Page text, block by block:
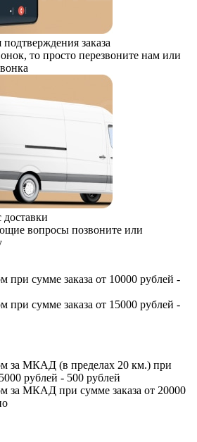
заказа
то просто перезвоните нам или
доставки
вопросы позвоните или
при сумме заказа от 10000 рублей -
при сумме заказа от 15000 рублей -
за МКАД (в пределах 20 км.) при
рублей - 500 рублей
за МКАД при сумме заказа от 20000